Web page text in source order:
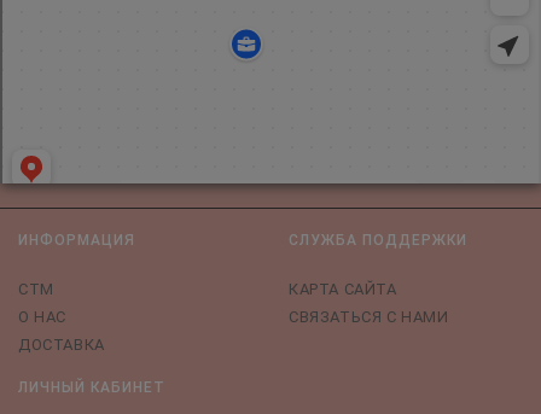
ИНФОРМАЦИЯ
СТМ
О НАС
ДОСТАВКА
СЛУЖБА ПОДДЕРЖКИ
КАРТА САЙТА
СВЯЗАТЬСЯ С НАМИ
ЛИЧНЫЙ КАБИНЕТ